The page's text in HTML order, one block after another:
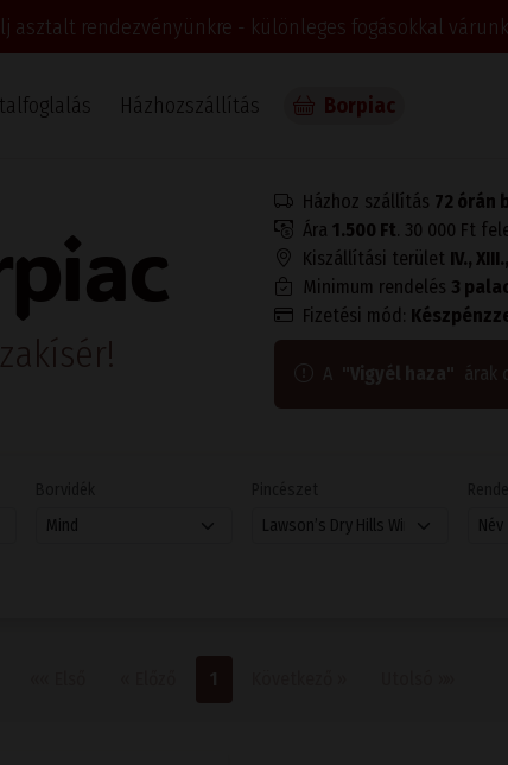
asztalt rendezvényünkre - különleges fogásokkal
Házhozszállítás Borpiac
Házhoz szállítás 72 órán
Ára 1.500 Ft. 30 000 Ft
Kiszállítási terület IV.,
Minimum rendelés 3
Fizetési mód: